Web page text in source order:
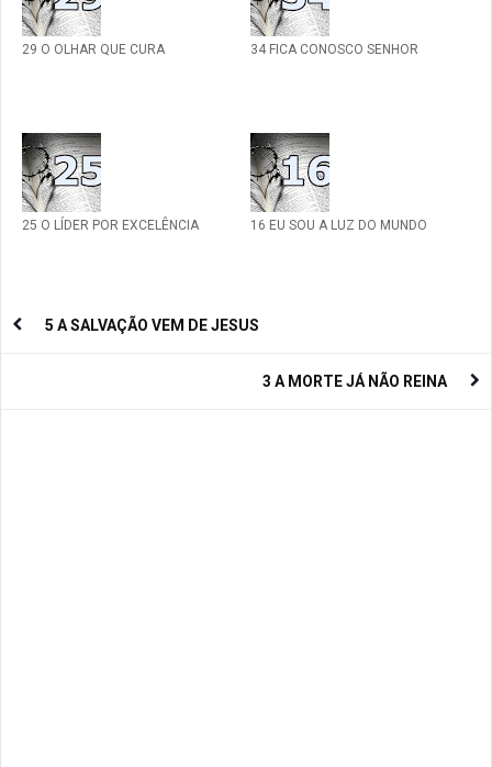
29 O OLHAR QUE CURA 34 FICA CONOSCO SENHOR
25 O LÍDER POR EXCELÊNCIA 16 EU SOU A LUZ DO MUNDO
5 A SALVAÇÃO VEM DE JESUS
3 A MORTE JÁ NÃO REINA